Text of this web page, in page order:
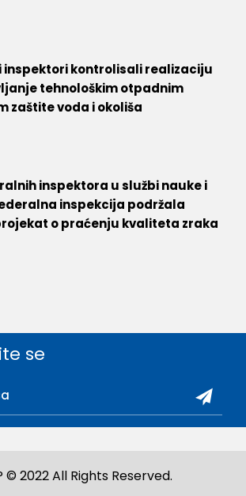
inspektori kontrolisali realizaciju
tehnološkim otpadnim
zaštite voda i okoliša
inspektora u službi nauke i
inspekcija podržala
o praćenju kvaliteta zraka
se
© 2022 All Rights Reserved.